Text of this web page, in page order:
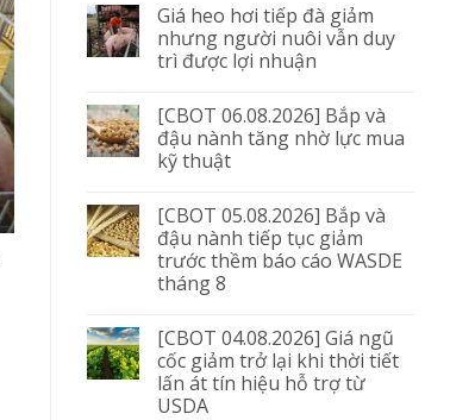
Giá heo hơi tiếp đà giảm
nhưng người nuôi vẫn duy
trì được lợi nhuận
[CBOT 06.08.2026] Bắp và
đậu nành tăng nhờ lực mua
kỹ thuật
[CBOT 05.08.2026] Bắp và
đậu nành tiếp tục giảm
trước thềm báo cáo WASDE
tháng 8
[CBOT 04.08.2026] Giá ngũ
cốc giảm trở lại khi thời tiết
lấn át tín hiệu hỗ trợ từ
USDA